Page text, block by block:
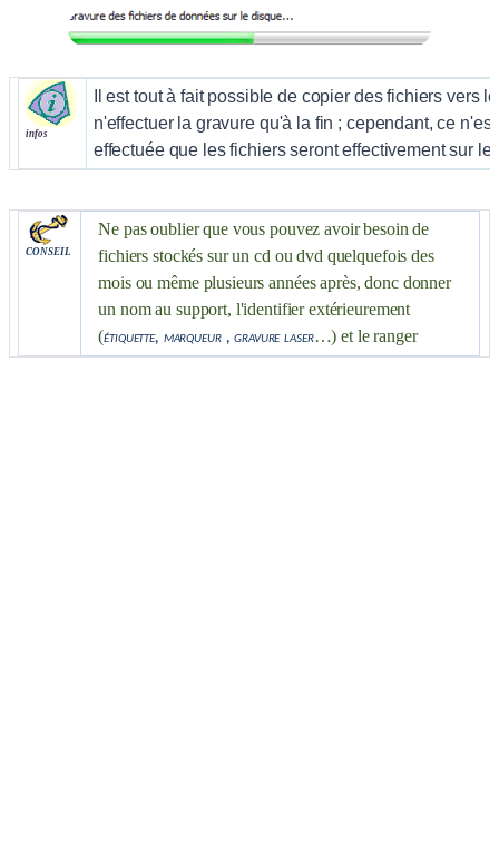
infos
Il est tout à fait possible de copier des fichiers vers
n'effectuer la gravure qu'à la fin ; cependant, ce
effectuée que les fichiers seront effectivement sur le
CONSEIL
Ne pas oublier que vous pouvez avoir besoin de
fichiers stockés sur un cd ou dvd quelquefois des
mois ou même plusieurs années après, donc donner
un nom au support, l'identifier extérieurement
(étiquette, marqueur , gravure laser…) et le ranger